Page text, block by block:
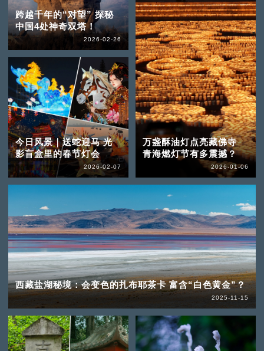
跨越千年的“对望” 探秘
中国4处神奇双塔！
2026-02-26
今日风景｜送蛇迎马 光
影盲盒里的春节灯会
2026-02-07
万盏酥油灯点亮藏佛寺
青海燃灯节有多震撼？
2026-01-06
西藏盐湖秘境：会变色的扎布耶茶卡 富含“白色黄金”？
2025-11-15